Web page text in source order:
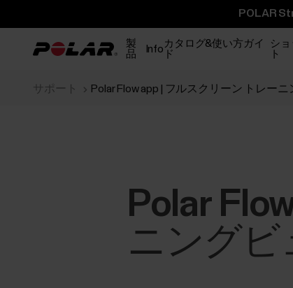
POLAR
製
品
Info カタログ&使い方ガイ
ド
シ
ト
サポート Polar Flow app | フルスクリーン トレー
Polar
ニングビ